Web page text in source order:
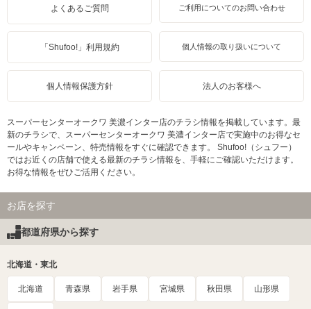
よくあるご質問 ご利用についてのお問い合わせ
「Shufoo!」利用規約 個人情報の取り扱いについて
個人情報保護方針 法人のお客様へ
スーパーセンターオークワ 美濃インター店のチラシ情報を掲載しています。最
新のチラシで、スーパーセンターオークワ 美濃インター店で実施中のお得なセ
ールやキャンペーン、特売情報をすぐに確認できます。 Shufoo!（シュフー）
ではお近くの店舗で使える最新のチラシ情報を、手軽にご確認いただけます。
お得な情報をぜひご活用ください。
お店を探す
都道府県から探す
北海道・東北
北海道 青森県 岩手県 宮城県 秋田県 山形県